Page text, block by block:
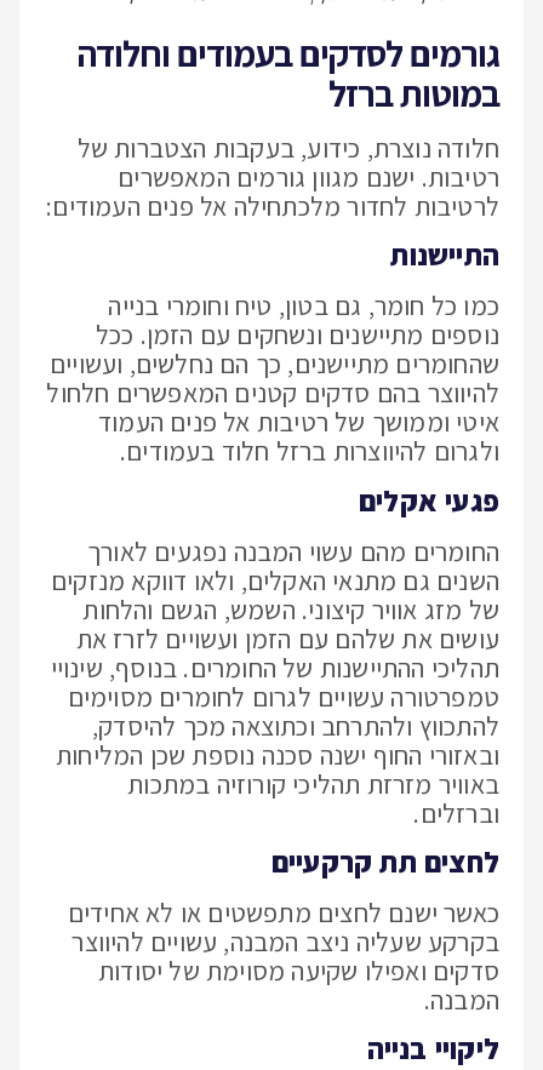
גורמים לסדקים בעמודים וחלודה
במוטות ברזל
חלודה נוצרת, כידוע, בעקבות הצטברות של
רטיבות. ישנם מגוון גורמים המאפשרים
לרטיבות לחדור מלכתחילה אל פנים העמודים:
התיישנות
כמו כל חומר, גם בטון, טיח וחומרי בנייה
נוספים מתיישנים ונשחקים עם הזמן. ככל
שהחומרים מתיישנים, כך הם נחלשים, ועשויים
להיווצר בהם סדקים קטנים המאפשרים חלחול
איטי וממושך של רטיבות אל פנים העמוד
ולגרום להיווצרות ברזל חלוד בעמודים.
פגעי אקלים
החומרים מהם עשוי המבנה נפגעים לאורך
השנים גם מתנאי האקלים, ולאו דווקא מנזקים
של מזג אוויר קיצוני. השמש, הגשם והלחות
עושים את שלהם עם הזמן ועשויים לזרז את
תהליכי ההתיישנות של החומרים. בנוסף, שינויי
טמפרטורה עשויים לגרום לחומרים מסוימים
להתכווץ ולהתרחב וכתוצאה מכך להיסדק,
ובאזורי החוף ישנה סכנה נוספת שכן המליחות
באוויר מזרזת תהליכי קורוזיה במתכות
וברזלים.
לחצים תת קרקעיים
כאשר ישנם לחצים מתפשטים או לא אחידים
בקרקע שעליה ניצב המבנה, עשויים להיווצר
סדקים ואפילו שקיעה מסוימת של יסודות
המבנה.
ליקויי בנייה